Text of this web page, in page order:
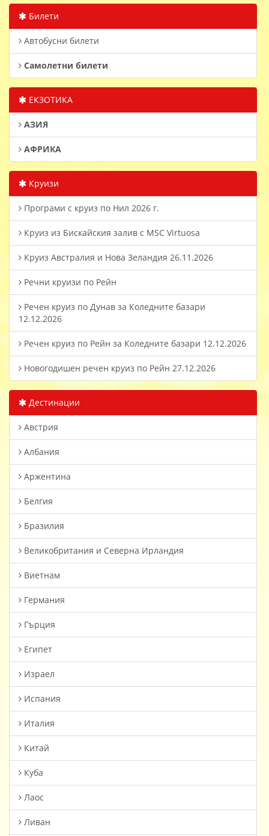
Билети
Автобусни билети
Самолетни билети
ЕКЗОТИКА
АЗИЯ
АФРИКА
Круизи
Програми с круиз по Нил 2026 г.
Круиз из Бискайския залив с MSC Virtuosa
Круиз Австралия и Нова Зеландия 26.11.2026
Речни круизи по Рейн
Речен круиз по Дунав за Коледните базари
12.12.2026
Речен круиз по Рейн за Коледните базари 12.12.2026
Новогодишен речен круиз по Рейн 27.12.2026
Дестинации
Австрия
Албания
Аржентина
Белгия
Бразилия
Великобритания и Северна Ирландия
Виетнам
Германия
Гърция
Египет
Израел
Испания
Италия
Китай
Куба
Лаос
Ливан